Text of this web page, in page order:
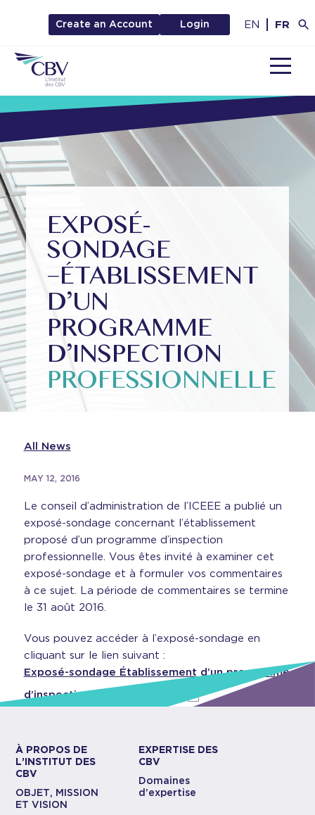
Create an Account Login EN FR
EXPOSÉ-
SONDAGE
–ÉTABLISSEMENT
D’UN
PROGRAMME
D’INSPECTION
PROFESSIONNELLE
All News
MAY 12, 2016
Le conseil d’administration de l’ICEEE a publié un
exposé-sondage concernant l’établissement
proposé d’un programme d’inspection
professionnelle. Vous êtes invité à examiner cet
exposé-sondage et à formuler vos commentaires
à ce sujet. La période de commentaires se termine
le 31 août 2016.
Vous pouvez accéder à l’exposé-sondage en
cliquant sur le lien suivant :
Exposé-sondage Établissement d’un programme
d’inspection professionnelle
À PROPOS DE
L’INSTITUT DES
CBV
OBJET, MISSION
ET VISION
EXPERTISE DES
CBV
Domaines
d’expertise